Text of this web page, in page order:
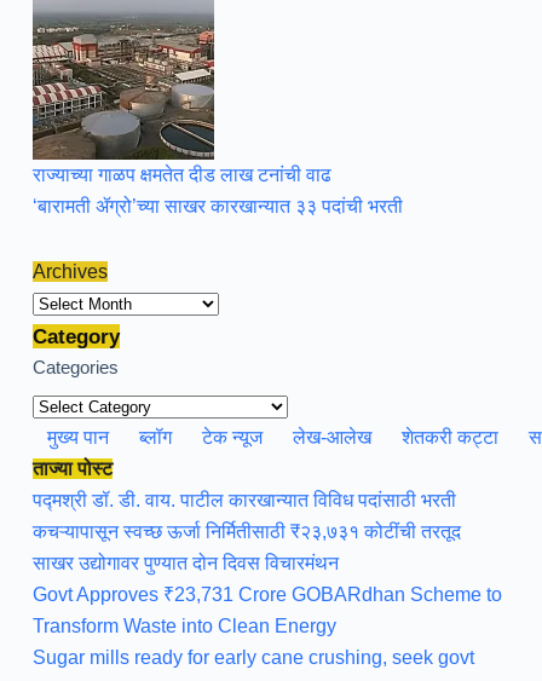
राज्याच्या गाळप क्षमतेत दीड लाख टनांची वाढ
‘बारामती ॲग्रो’च्या साखर कारखान्यात ३३ पदांची भरती
Archives
Archives
Category
Categories
मुख्य पान ब्लॉग टेक न्यूज लेख-आलेख शेतकरी कट्टा
ताज्या पोस्ट
पद्मश्री डॉ. डी. वाय. पाटील कारखान्यात विविध पदांसाठी भरती
कचऱ्यापासून स्वच्छ ऊर्जा निर्मितीसाठी ₹२३,७३१ कोटींची तरतूद
साखर उद्योगावर पुण्यात दोन दिवस विचारमंथन
Govt Approves ₹23,731 Crore GOBARdhan Scheme to
Transform Waste into Clean Energy
Sugar mills ready for early cane crushing, seek govt